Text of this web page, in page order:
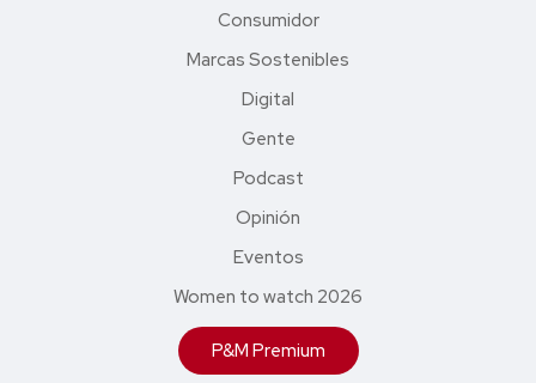
Consumidor
Marcas Sostenibles
Digital
Gente
Podcast
Opinión
Eventos
Women to watch 2026
P&M Premium